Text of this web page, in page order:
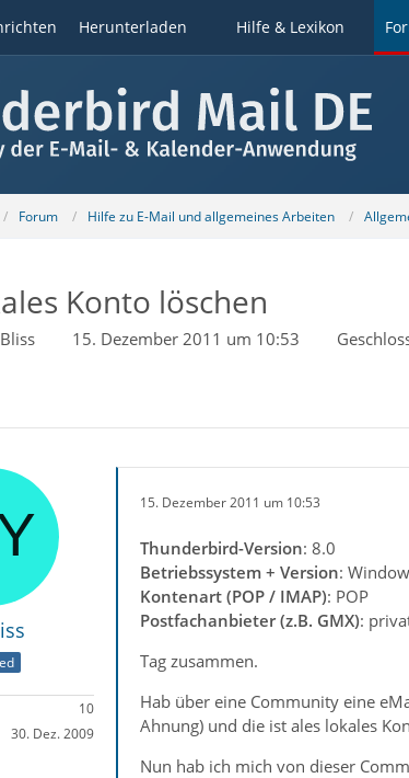
Herunterladen Hilfe & Lexikon
Forum Hilfe zu E-Mail und allgemeines Arbeiten
Konto löschen
15. Dezember 2011 um 10:53
10
30. Dez. 2009
15. Dezember 2011 um 10:53
Thunderbird-Version: 8.0
Betriebssystem + Version:
Kontenart (POP / IMAP): POP
Postfachanbieter (z.B. GMX):
Tag zusammen.
Hab über eine Community eine
Ahnung) und die ist ales lokales
Nun hab ich mich von dieser